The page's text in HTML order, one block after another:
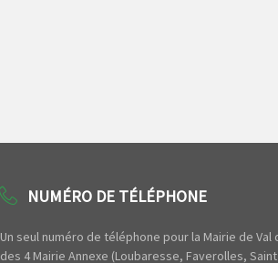
NUMÉRO DE TÉLÉPHONE
Un seul numéro de téléphone pour la Mairie de Val
des 4 Mairie Annexe (Loubaresse, Faverolles,